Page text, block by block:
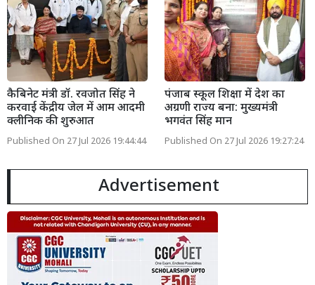
कैबिनेट मंत्री डॉ. रवजोत सिंह ने
करवाई केंद्रीय जेल में आम आदमी
क्लीनिक की शुरुआत
Published On 27 Jul 2026 19:44:44
पंजाब स्कूल शिक्षा में देश का
अग्रणी राज्य बना: मुख्यमंत्री
भगवंत सिंह मान
Published On 27 Jul 2026 19:27:24
Advertisement